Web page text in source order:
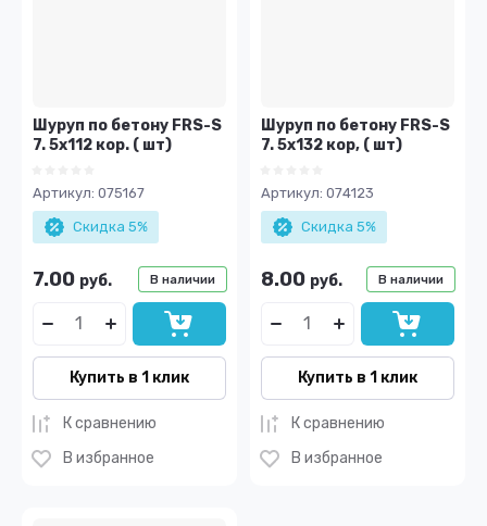
Шуруп по бетону FRS-S
7. 5х112 кор. ( шт)
Артикул: 075167
Скидка 5%
В наличии
7.00 руб.
Купить в 1 клик
К сравнению
В избранное
Шуруп по бетону FRS-S
7. 5х132 кор, ( шт)
Артикул: 074123
Скидка 5%
В наличии
8.00 руб.
Купить в 1 клик
К сравнению
В избранное